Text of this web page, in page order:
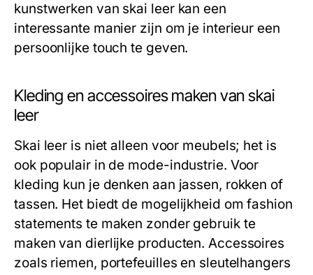
kunstwerken van skai leer kan een
interessante manier zijn om je interieur een
persoonlijke touch te geven.
Kleding en accessoires maken van skai
leer
Skai leer is niet alleen voor meubels; het is
ook populair in de mode-industrie. Voor
kleding kun je denken aan jassen, rokken of
tassen. Het biedt de mogelijkheid om fashion
statements te maken zonder gebruik te
maken van dierlijke producten. Accessoires
zoals riemen, portefeuilles en sleutelhangers